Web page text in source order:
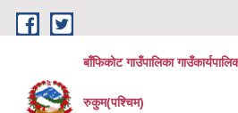
Skip to main content
बाँफिकोट गाउँपालिका
रुकुम(पश्चिम)